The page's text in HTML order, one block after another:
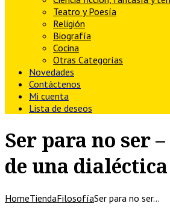
Teatro y Poesía
Religión
Biografía
Cocina
Otras Categorías
Novedades
Contáctenos
Mi cuenta
Lista de deseos
Ser para no ser
de una
HomeTiendaFilosofíaSer para no ser…